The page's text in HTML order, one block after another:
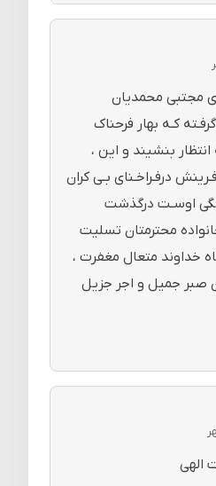
مجتبی محمدیان
کـه بهار فرحناک
انتظار بنشیند و این ،
درفـراخـنای بـی کران
اوسـت درگذشت
محترمتان تسلیت
خداوند متعال مغفرت ،
صبر جمیل و اجر جزیل
الهی